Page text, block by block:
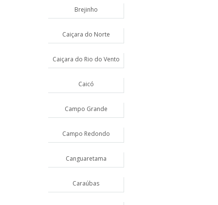
Brejinho
Caiçara do Norte
Caiçara do Rio do Vento
Caicó
Campo Grande
Campo Redondo
Canguaretama
Caraúbas